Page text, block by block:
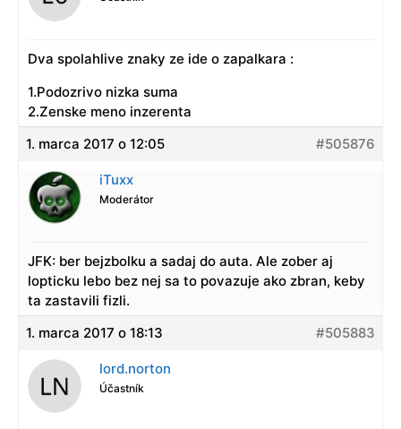
Dva spolahlive znaky ze ide o zapalkara :
1.Podozrivo nizka suma
2.Zenske meno inzerenta
1. marca 2017 o 12:05
#505876
iTuxx
Moderátor
JFK: ber bejzbolku a sadaj do auta. Ale zober aj
lopticku lebo bez nej sa to povazuje ako zbran, keby
ta zastavili fizli.
1. marca 2017 o 18:13
#505883
lord.norton
Účastník